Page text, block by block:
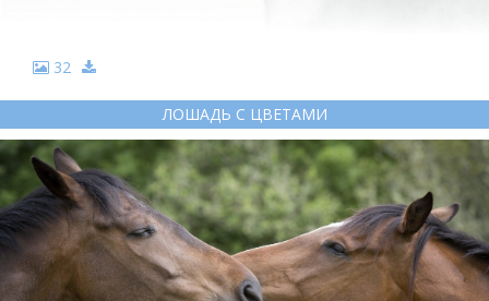
32
ЛОШАДЬ С ЦВЕТАМИ